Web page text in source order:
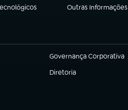
Outras Informações
(abre em nova aba)
Governança Corporativa
(abre em nova aba)
Diretoria
(abre em nova aba)